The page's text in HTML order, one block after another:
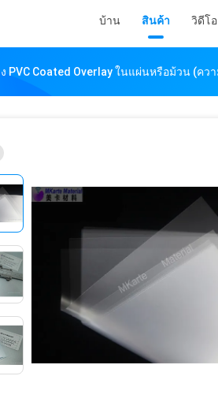
บ้าน สินค้า วิดีโอ
PVC Coated Overlay ในแผ่นหรือม้วน (คว